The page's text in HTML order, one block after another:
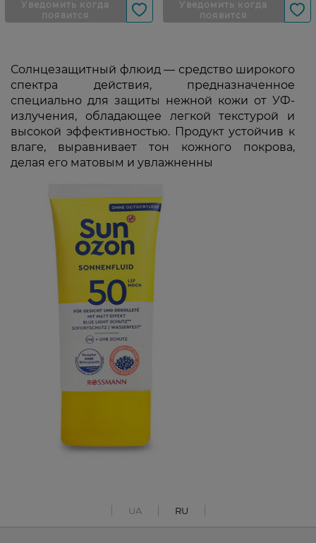
Солнцезащитный флюид — средство широкого
спектра действия, предназначенное
специально для защиты нежной кожи от УФ-
излучения, обладающее легкой текстурой и
высокой эффективностью. Продукт устойчив к
влаге, выравнивает тон кожного покрова,
делая его матовым и увлажненны
UA RU